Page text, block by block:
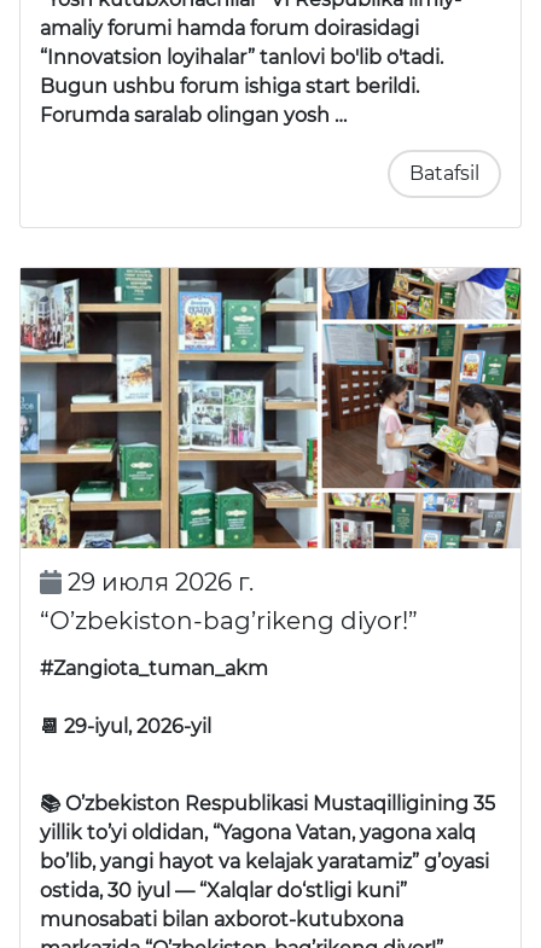
amaliy forumi hamda forum doirasidagi
“Innovatsion loyihalar” tanlovi bo'lib o'tadi.
Bugun ushbu forum ishiga start berildi.
Forumda saralab olingan yosh …
Batafsil
29 июля 2026 г.
“O’zbekiston-bag’rikeng diyor!”
#Zangiota_tuman_akm
📆 29-iyul, 2026-yil
📚 O’zbekiston Respublikasi Mustaqilligining 35
yillik to’yi oldidan, “Yagona Vatan, yagona xalq
bo’lib, yangi hayot va kelajak yaratamiz” g’oyasi
ostida, 30 iyul —“Xalqlar do‘stligi kuni”
munosabati bilan axborot-kutubxona